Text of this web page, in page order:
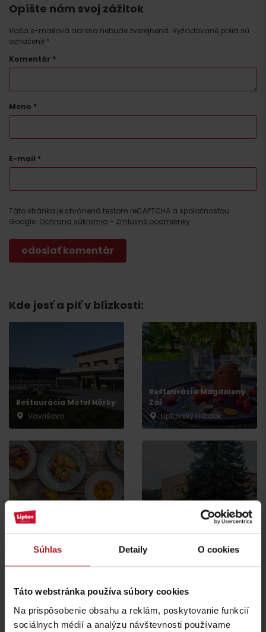
Súhlas Detaily O cookies
Táto webstránka používa súbory cookies
Na prispôsobenie obsahu a reklám, poskytovanie funkcií
sociálnych médií a analýzu návštevnosti používame
Opíšte nám svoj zážitok
Vaša e-mailová adresa nebude zverejnená. Vyžadované polia sú
označené *
Komentár *
Meno *
E-mail *
Táto stránka je chránená testom reCAPTCHA a spoločnosťou
Google. Ochrana súkromia - Zmluvné podmienky
Kde jesť a piť v blízkosti:
Reštaurácia Motel Hôrky
Vavrišovo
Reštaurácia Magdaleny
Zai
Liptovský Hrádok
POINT Restaurant
Liptovský Hrádok
URBAN restaurant
Liptovský Hrádok
Stará Zvonica
Príchod